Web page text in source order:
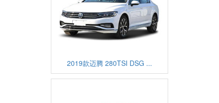
2019款迈腾 280TSI DSG ...